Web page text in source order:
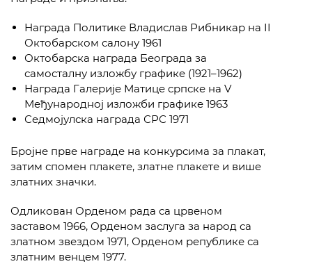
Награда Политике Владислав Рибникар на II
Октобарском салону 1961
Октобарска награда Београда за
самосталну изложбу графике (1921–1962)
Награда Галерије Матице српске на V
Међународној изложби графике 1963
Седмојулска награда СРС 1971
Бројне прве награде на конкурсима за плакат,
затим спомен плакете, златне плакете и више
златних значки.
Одликован Орденом рада са црвеном
заставом 1966, Орденом заслуга за народ са
златном звездом 1971, Орденом републике са
златним венцем 1977.